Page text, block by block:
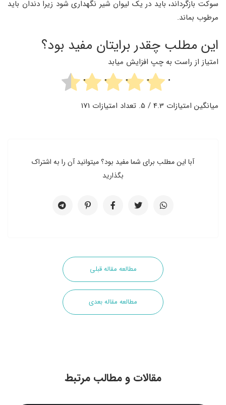
سوکت بازگرداند، باید در یک لیوان شیر نگهداری شود زیرا دندان باید
مرطوب بماند.
این مطلب چقدر برایتان مفید بود؟
امتیاز از راست به چپ افزایش میابد
میانگین امتیازات 4.3 / 5. تعداد امتیازات 171
آبا این مطلب برای شما مفید بود؟ میتوانید آن را به اشتراک
بگذارید
مطالعه مقاله قبلی
مطالعه مقاله بعدی
مقالات و مطالب مرتبط